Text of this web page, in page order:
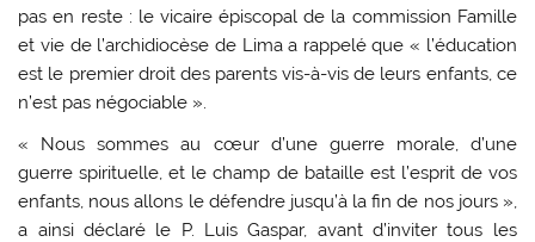
pas en reste : le vicaire épiscopal de la commission Famille
et vie de l’archidiocèse de Lima a rappelé que « l’éducation
est le premier droit des parents vis-à-vis de leurs enfants, ce
n’est pas négociable ».
« Nous sommes au cœur d’une guerre morale, d’une
guerre spirituelle, et le champ de bataille est l’esprit de vos
enfants, nous allons le défendre jusqu’à la fin de nos jours »,
a ainsi déclaré le P. Luis Gaspar, avant d’inviter tous les